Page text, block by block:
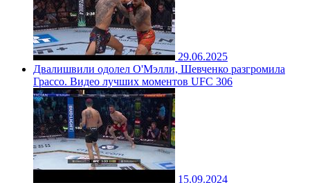
29.06.2025
Двалишвили одолел О'Мэлли, Шевченко разгромила
Грассо. Видео лучших моментов UFC 306
15.09.2024